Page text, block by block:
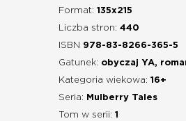
Format: 135x215
Liczba stron: 440
ISBN 978-83-8266-365-5
Gatunek: obyczaj YA,
Kategoria wiekowa: 16+
Seria:
Mulberry Tales
Tom w serii: 1